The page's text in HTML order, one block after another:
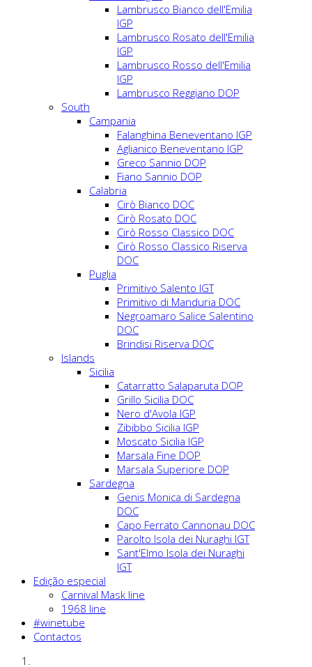
Lambrusco Bianco dell'Emilia
IGP
Lambrusco Rosato dell'Emilia
IGP
Lambrusco Rosso dell'Emilia
IGP
Lambrusco Reggiano DOP
South
Campania
Falanghina Beneventano IGP
Aglianico Beneventano IGP
Greco Sannio DOP
Fiano Sannio DOP
Calabria
Cirò Bianco DOC
Cirò Rosato DOC
Cirò Rosso Classico DOC
Cirò Rosso Classico Riserva
DOC
Puglia
Primitivo Salento IGT
Primitivo di Manduria DOC
Negroamaro Salice Salentino
DOC
Brindisi Riserva DOC
Islands
Sicilia
Catarratto Salaparuta DOP
Grillo Sicilia DOC
Nero d'Avola IGP
Zibibbo Sicilia IGP
Moscato Sicilia IGP
Marsala Fine DOP
Marsala Superiore DOP
Sardegna
Genis Monica di Sardegna
DOC
Capo Ferrato Cannonau DOC
Parolto Isola dei Nuraghi IGT
Sant'Elmo Isola dei Nuraghi
IGT
Edição especial
Carnival Mask line
1968 line
#winetube
Contactos